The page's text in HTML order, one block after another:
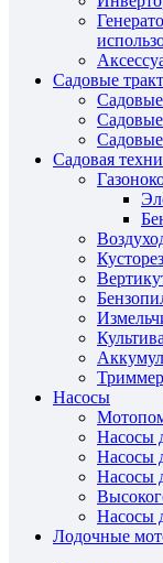
Садовые
Садовая
Насосы
Насосы
Насосы
Насосы
Насосы
Лодочные